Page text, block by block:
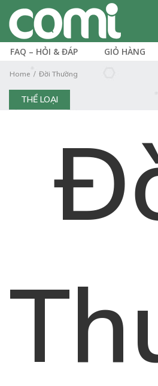
FAQ – HỎI & ĐÁP GIỎ HÀNG
Home Đời Thường
THỂ LOẠI